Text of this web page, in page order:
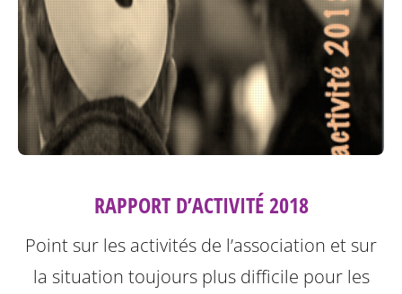
RAPPORT D’ACTIVITÉ 2018
Point sur les activités de l’association et sur
la situation toujours plus difficile pour les